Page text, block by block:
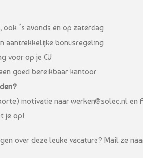
ook ’s avonds en op zaterdag
aantrekkelijke bonusregeling
voor op je CV
goed bereikbaar kantoor
motivatie naar werken@soleo.nl en
je op!
over deze leuke vacature? Mail ze